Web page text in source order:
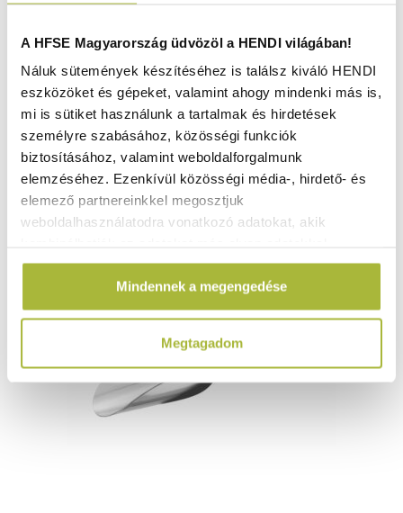
A HFSE Magyarország üdvözöl a HENDI világában!
Náluk sütemények készítéséhez is találsz kiváló HENDI
eszközöket és gépeket, valamint ahogy mindenki más is,
mi is sütiket használunk a tartalmak és hirdetések
személyre szabásához, közösségi funkciók
biztosításához, valamint weboldalforgalmunk
elemzéséhez. Ezenkívül közösségi média-, hirdető- és
elemező partnereinkkel megosztjuk
weboldalhasználatodra vonatkozó adatokat, akik
amelyeket Te adtál meg számukra vagy az általad
használt más szolgáltatásokból gyűjtöttek.
Mindennek a megengedése
Megtagadom
2.490Ft
(1.961Ft+ ÁFA)
KOSÁRBA